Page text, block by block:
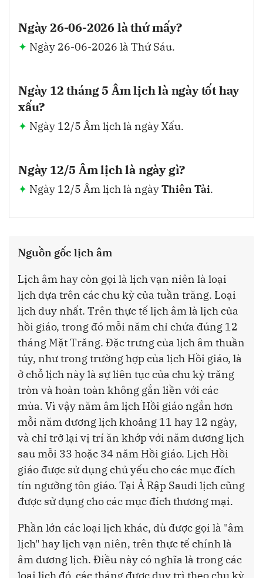
Ngày 26-06-2026 là thứ mấy?
Ngày 26-06-2026 là Thứ Sáu.
Ngày 12 tháng 5 Âm lịch là ngày tốt hay
xấu?
Ngày 12/5 Âm lịch là ngày Xấu.
Ngày 12/5 Âm lịch là ngày gì?
Ngày 12/5 Âm lịch là ngàyThiên Tài.
Nguồn gốc lịch âm
Lịch âm hay còn gọi là lịch vạn niên là loại
lịch dựa trên các chu kỳ của tuần trăng. Loại
lịch duy nhất. Trên thực tế lịch âm là lịch của
hồi giáo, trong đó mỗi năm chỉ chứa đúng 12
tháng Mặt Trăng. Đặc trưng của lịch âm thuần
túy, như trong trường hợp của lịch Hồi giáo, là
ở chỗ lịch này là sự liên tục của chu kỳ trăng
tròn và hoàn toàn không gắn liền với các
mùa. Vì vậy năm âm lịch Hồi giáo ngắn hơn
mỗi năm dương lịch khoảng 11 hay 12 ngày,
và chỉ trở lại vị trí ăn khớp với năm dương lịch
sau mỗi 33 hoặc 34 năm Hồi giáo. Lịch Hồi
giáo được sử dụng chủ yếu cho các mục đích
tín ngưỡng tôn giáo. Tại Ả Rập Saudi lịch cũng
được sử dụng cho các mục đích thương mại.
Phần lớn các loại lịch khác, dù được gọi là "âm
lịch" hay lịch vạn niên, trên thực tế chính là
âm dương lịch. Điều này có nghĩa là trong các